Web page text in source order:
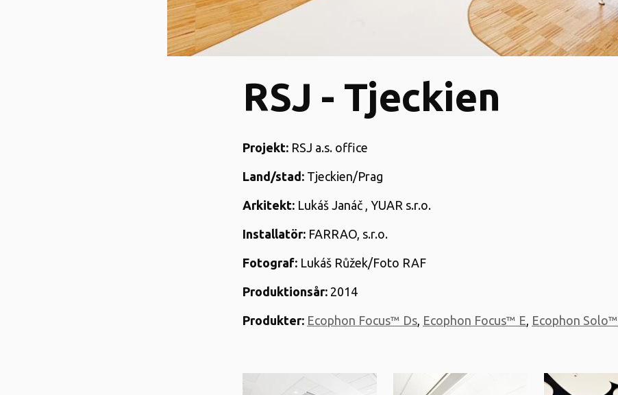
RSJ - Tjeckien
Projekt: RSJ a.s. office
Land/stad: Tjeckien/Prag
Arkitekt: Lukáš Janáč , YUAR s.r.o.
Installatör: FARRAO, s.r.o.
Fotograf: Lukáš Růžek/Foto RAF
Produktionsår: 2014
Produkter: Ecophon Focus™ Ds Ecophon Focus™ E Ecophon Solo™